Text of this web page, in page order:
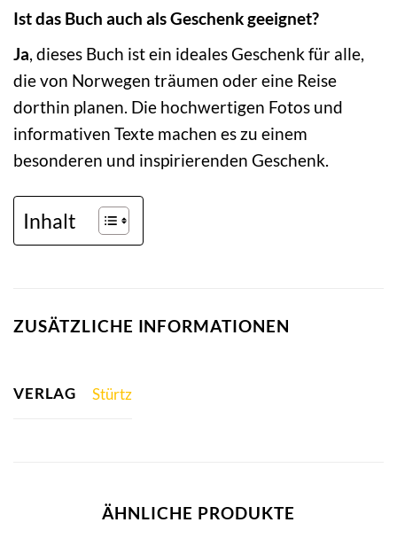
Ist das Buch auch als Geschenk geeignet?
Ja, dieses Buch ist ein ideales Geschenk für alle,
die von Norwegen träumen oder eine Reise
dorthin planen. Die hochwertigen Fotos und
informativen Texte machen es zu einem
besonderen und inspirierenden Geschenk.
Inhalt
ZUSÄTZLICHE INFORMATIONEN
VERLAG Stürtz
ÄHNLICHE PRODUKTE